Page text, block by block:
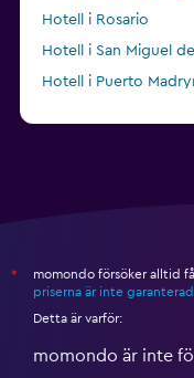
Hotell i Rosario
Hotell i San Miguel
Hotell i Puerto
*
momondo försöker alltid
priserna är inte
Detta är varför:
momondo är inte